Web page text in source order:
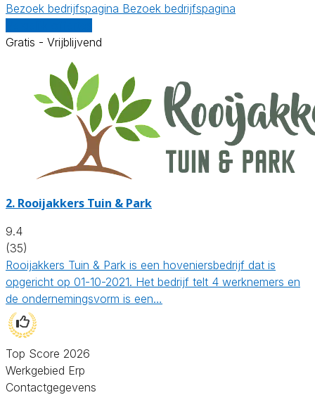
Bezoek bedrijfspagina Bezoek bedrijfspagina
Gratis - Vrijblijvend
2. Rooijakkers Tuin & Park
9.4
(35)
Rooijakkers Tuin & Park is een hoveniersbedrijf dat is
opgericht op 01-10-2021. Het bedrijf telt 4 werknemers en
de ondernemingsvorm is een…
Top Score 2026
Werkgebied Erp
Contactgegevens